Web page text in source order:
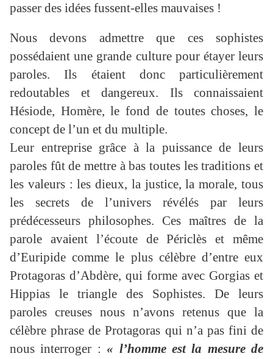
passer des idées fussent-elles mauvaises !
Nous devons admettre que ces sophistes
possédaient une grande culture pour étayer leurs
paroles. Ils étaient donc particulièrement
redoutables et dangereux. Ils connaissaient
Hésiode, Homère, le fond de toutes choses, le
concept de l’un et du multiple.
Leur entreprise grâce à la puissance de leurs
paroles fût de mettre à bas toutes les traditions et
les valeurs : les dieux, la justice, la morale, tous
les secrets de l’univers révélés par leurs
prédécesseurs philosophes. Ces maîtres de la
parole avaient l’écoute de Périclès et même
d’Euripide comme le plus célèbre d’entre eux
Protagoras d’Abdère, qui forme avec Gorgias et
Hippias le triangle des Sophistes. De leurs
paroles creuses nous n’avons retenus que la
célèbre phrase de Protagoras qui n’a pas fini de
nous interroger : « l’homme est la mesure de